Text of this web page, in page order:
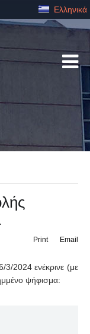
Ελληνικά
Email
Print
2024 ενέκρινε (με
ψήφισμα: